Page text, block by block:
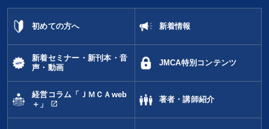
初めての方へ 新着情報
新着セミナー・新刊本・音
声・動画
JMCA特別コンテンツ
経営コラム「ＪＭＣＡweb
＋」
open_in_new
著者・講師紹介